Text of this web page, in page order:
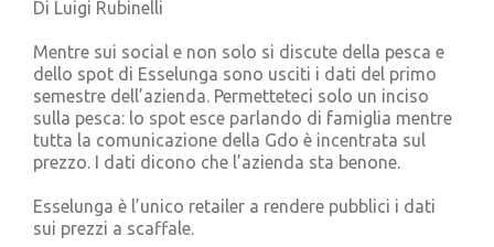
Di Luigi Rubinelli
Mentre sui social e non solo si discute della pesca e
dello spot di Esselunga sono usciti i dati del primo
semestre dell’azienda. Permetteteci solo un inciso
sulla pesca: lo spot esce parlando di famiglia mentre
tutta la comunicazione della Gdo è incentrata sul
prezzo. I dati dicono che l’azienda sta benone.
Esselunga è l’unico retailer a rendere pubblici i dati
sui prezzi a scaffale.